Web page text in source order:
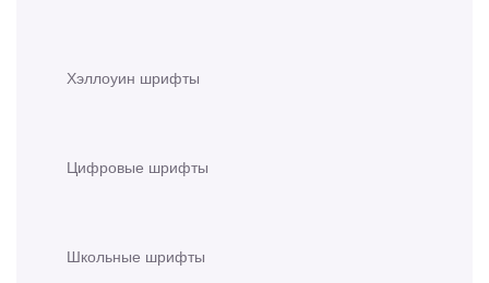
Хэллоуин шрифты
Цифровые шрифты
Школьные шрифты